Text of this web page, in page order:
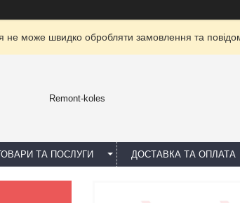
не може швидко обробляти замовлення та
Remont-koles
ТА ПОСЛУГИ ДОСТАВКА ТА ОПЛАТА